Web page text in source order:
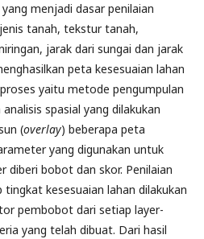
menjadi dasar penilaian
tanah, tekstur tanah,
jarak dari sungai dan jarak
peta kesesuaian lahan
yaitu metode pengumpulan
spasial yang dilakukan
(overlay) beberapa peta
yang digunakan untuk
diberi bobot dan skor. Penilaian
kesesuaian lahan dilakukan
pembobot dari setiap layer-
yang telah dibuat. Dari hasil